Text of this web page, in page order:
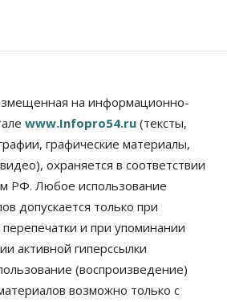
прошёл митинг
о памятниках
завершены работы по
дорожек
Общество
стали реже оформлять
схеме
на информационно-
www.Infopro54.ru (тексты,
графические материалы,
охраняется в соответствии
РФ. Любое использование
допускается только при
и при упоминании
активной гиперссылки
(воспроизведение)
возможно только с